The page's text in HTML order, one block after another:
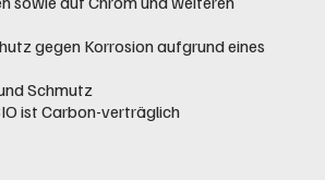
gegen Korrosion aufgrund eines
Schmutz
ist Carbon-verträglich